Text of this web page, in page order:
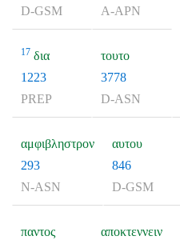
D-GSM
A-APN
17 δια
1223
PREP
τουτο
3778
D-ASN
αμφιβληστρον
293
N-ASN
αυτου
846
D-GSM
παντος
αποκτεννειν